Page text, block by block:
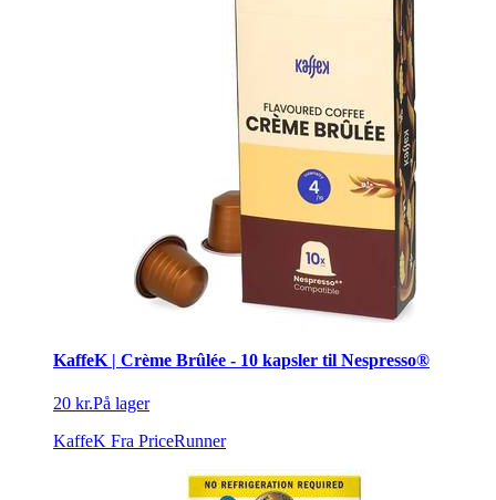
KaffeK | Crème Brûlée - 10 kapsler til Nespresso®
20 kr.På lager
KaffeK Fra PriceRunner